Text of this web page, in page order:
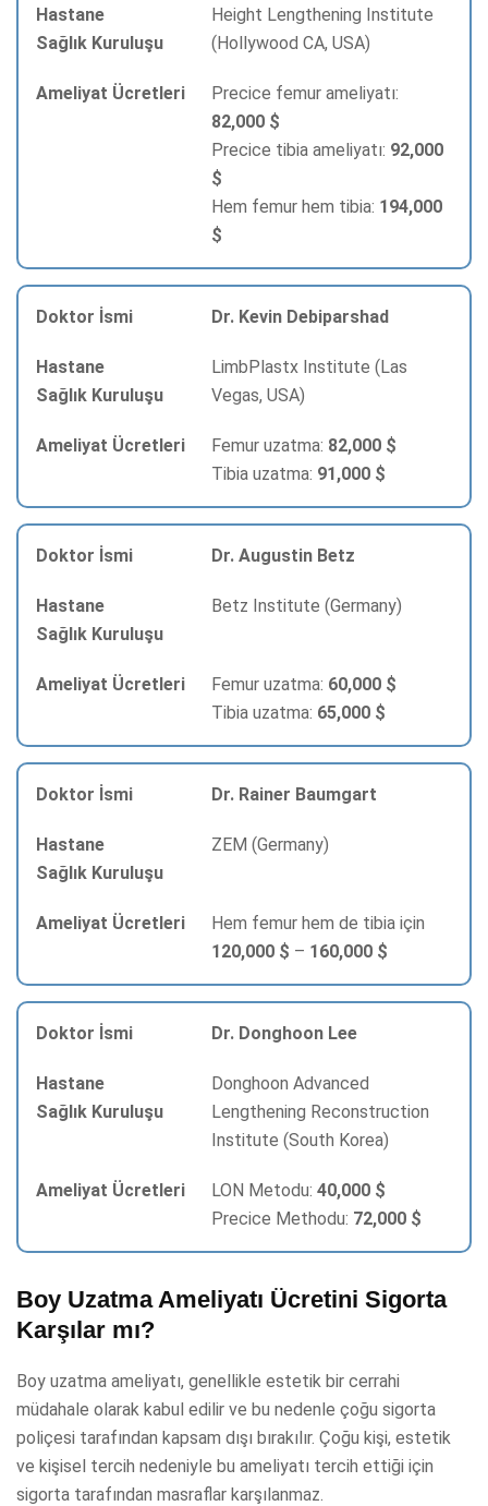
Height Lengthening Institute
(Hollywood CA, USA)
Precice femur ameliyatı:
82,000 $
Precice tibia ameliyatı: 92,000
$
Hem femur hem tibia: 194,000
$
Dr. Kevin Debiparshad
LimbPlastx Institute (Las
Vegas, USA)
Femur uzatma: 82,000 $
Tibia uzatma: 91,000 $
Dr. Augustin Betz
Betz Institute (Germany)
Femur uzatma: 60,000 $
Tibia uzatma: 65,000 $
Dr. Rainer Baumgart
ZEM (Germany)
Hem femur hem de tibia için
120,000 $ – 160,000 $
Dr. Donghoon Lee
Donghoon Advanced
Lengthening Reconstruction
Institute (South Korea)
LON Metodu: 40,000 $
Precice Methodu: 72,000 $
Boy Uzatma Ameliyatı Ücretini Sigorta
Karşılar mı?
Boy uzatma ameliyatı, genellikle estetik bir cerrahi
müdahale olarak kabul edilir ve bu nedenle çoğu sigorta
poliçesi tarafından kapsam dışı bırakılır. Çoğu kişi, estetik
ve kişisel tercih nedeniyle bu ameliyatı tercih ettiği için
sigorta tarafından masraflar karşılanmaz.